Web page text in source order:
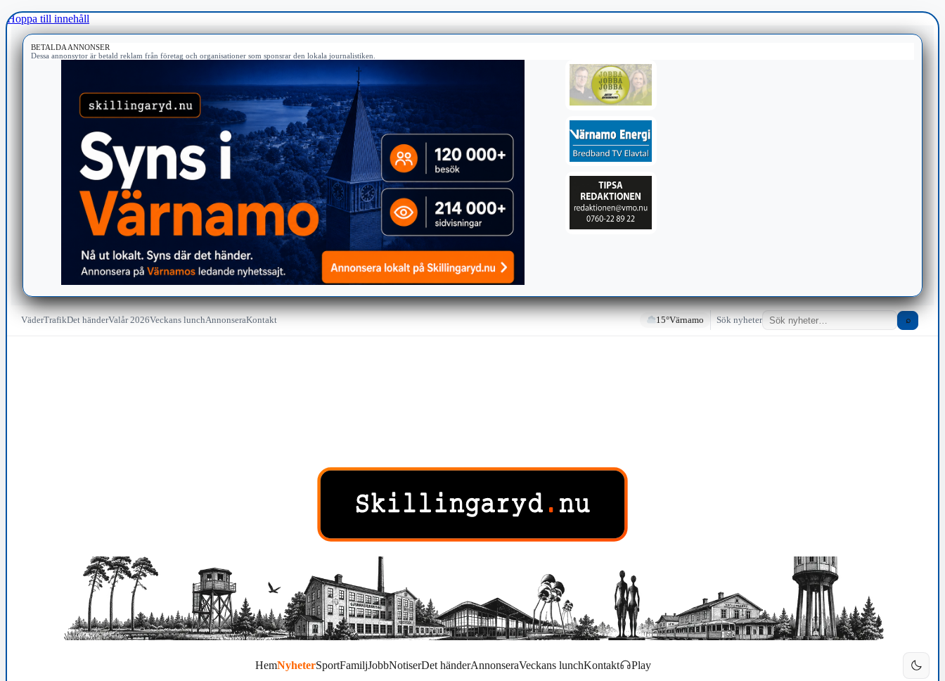
Hoppa till innehåll
BETALDA ANNONSER
Dessa annonsytor är betald reklam från företag och organisationer som sponsrar den lokala journalistiken.
VäderTrafikDet händerValår 2026Veckans lunchAnnonseraKontakt 15°Värnamo Sök nyheter ⌕
HemNyheterSportFamiljJobbNotiserDet händerAnnonseraVeckans lunchKontakt Play